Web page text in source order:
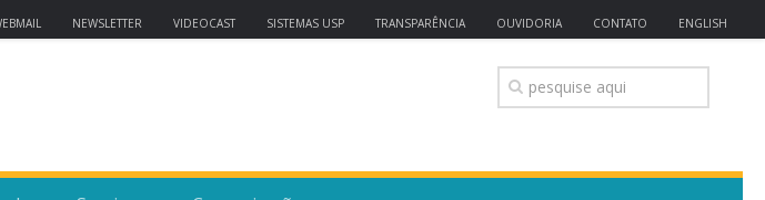
NEWSLETTER VIDEOCAST SISTEMAS USP TRANSPARÊNCIA OUVIDORIA CONTATO ENGLISH